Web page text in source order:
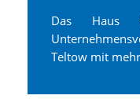
Das Haus
Teltow mit